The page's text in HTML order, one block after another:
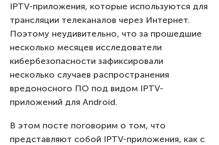
IPTV-приложения, которые используются для
трансляции телеканалов через Интернет.
Поэтому неудивительно, что за прошедшие
несколько месяцев исследователи
кибербезопасности зафиксировали
несколько случаев распространения
вредоносного ПО под видом IPTV-
приложений для Android.
В этом посте поговорим о том, что
представляют собой IPTV-приложения, как с